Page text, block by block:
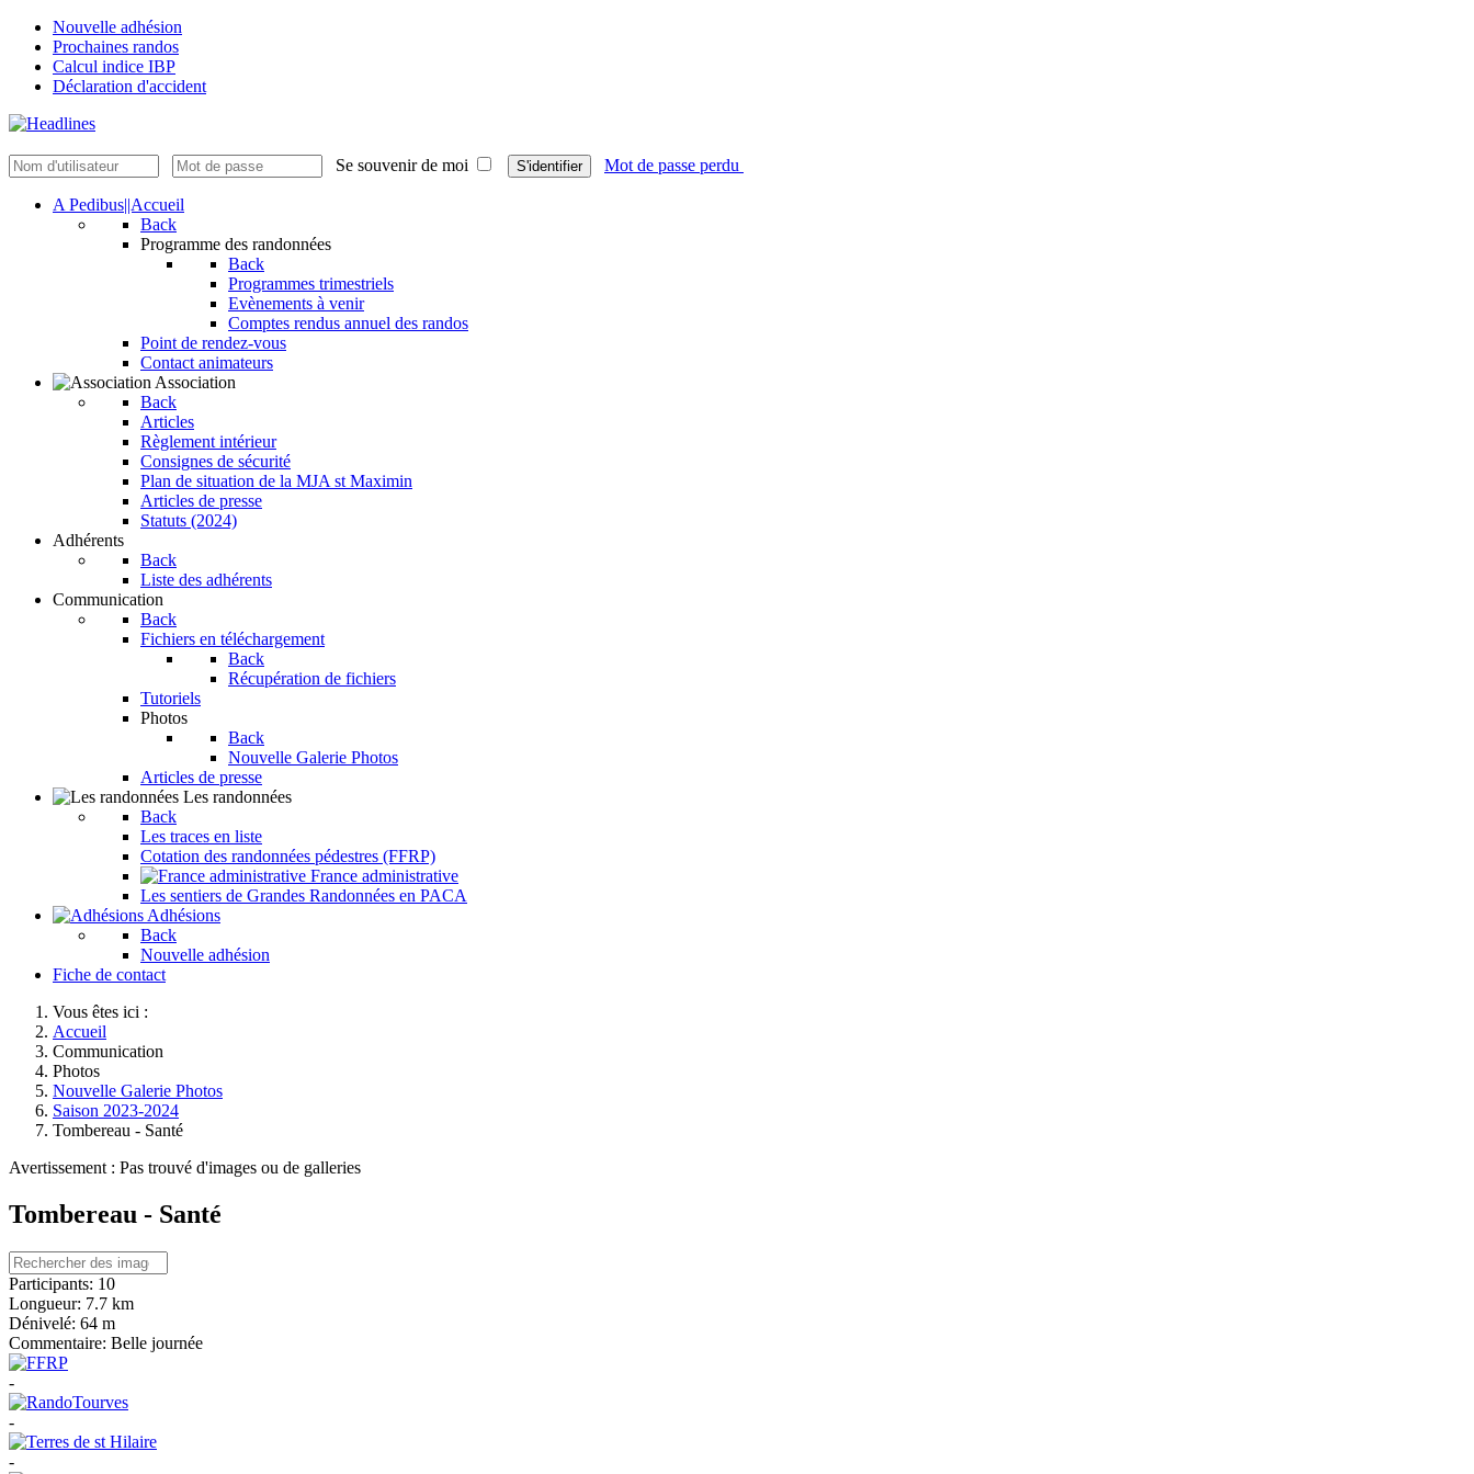
Nouvelle adhésion
Prochaines randos
Calcul indice IBP
Déclaration d'accident
Se souvenir de moi S'identifier Mot de passe perdu
A Pedibus||Accueil
Back
Programme des randonnées
Back
Programmes trimestriels
Evènements à venir
Comptes rendus annuel des randos
Point de rendez-vous
Contact animateurs
Association
Back
Articles
Règlement intérieur
Consignes de sécurité
Plan de situation de la MJA st Maximin
Articles de presse
Statuts (2024)
Adhérents
Back
Liste des adhérents
Communication
Back
Fichiers en téléchargement
Back
Récupération de fichiers
Tutoriels
Photos
Back
Nouvelle Galerie Photos
Articles de presse
Les randonnées
Back
Les traces en liste
Cotation des randonnées pédestres (FFRP)
France administrative
Les sentiers de Grandes Randonnées en PACA
Adhésions
Back
Nouvelle adhésion
Fiche de contact
Vous êtes ici :
Accueil
Communication
Photos
Nouvelle Galerie Photos
Saison 2023-2024
Tombereau - Santé
Avertissement : Pas trouvé d'images ou de galleries
Tombereau - Santé
Participants: 10
Longueur: 7.7 km
Dénivelé: 64 m
Commentaire: Belle journée
-
-
-